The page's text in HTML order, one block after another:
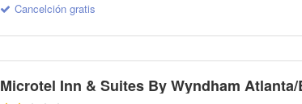
Cancelción gratis